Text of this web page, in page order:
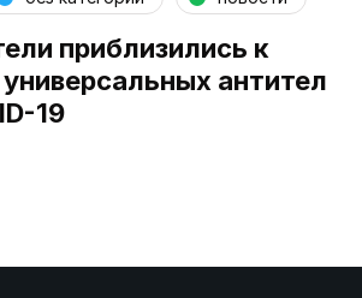
приблизились к
антител
19